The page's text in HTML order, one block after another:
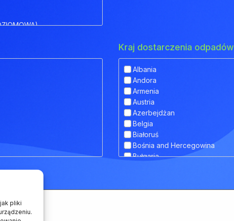
pliki
POKŁADEM
ZWIERZĄT
Kraj dostarczenia odpadów
Albania
Andora
Armenia
Austria
Azerbejdżan
Belgia
Białoruś
Bośnia and Hercegowina
Bułgaria
Czarnogóra